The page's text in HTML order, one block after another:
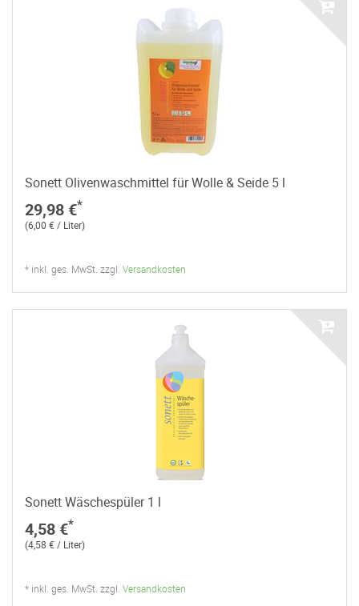
Sonett Olivenwaschmittel für Wolle & Seide 5 l
29,98 €*
(6,00 € / Liter)
* inkl. ges. MwSt. zzgl. Versandkosten
Sonett Wäschespüler 1 l
4,58 €*
(4,58 € / Liter)
* inkl. ges. MwSt. zzgl. Versandkosten